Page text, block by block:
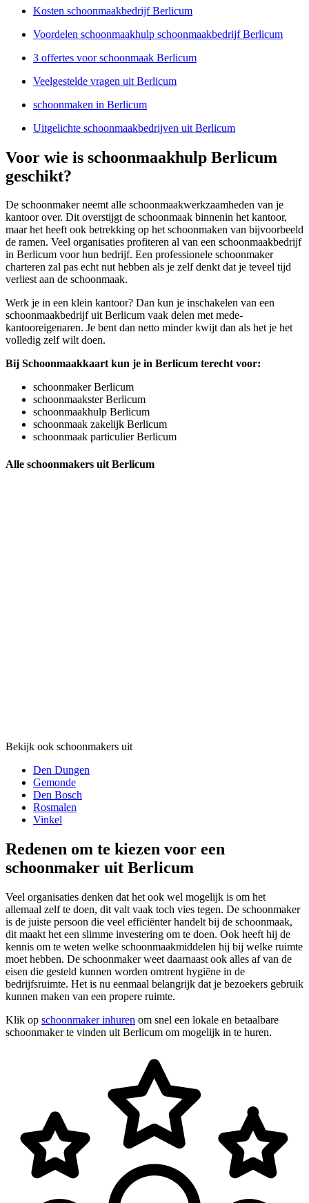
Kosten schoonmaakbedrijf Berlicum
Voordelen schoonmaakhulp schoonmaakbedrijf Berlicum
3 offertes voor schoonmaak Berlicum
Veelgestelde vragen uit Berlicum
schoonmaken in Berlicum
Uitgelichte schoonmaakbedrijven uit Berlicum
Voor wie is schoonmaakhulp Berlicum
geschikt?
De schoonmaker neemt alle schoonmaakwerkzaamheden van je
kantoor over. Dit overstijgt de schoonmaak binnenin het kantoor,
maar het heeft ook betrekking op het schoonmaken van bijvoorbeeld
de ramen. Veel organisaties profiteren al van een schoonmaakbedrijf
in Berlicum voor hun bedrijf. Een professionele schoonmaker
charteren zal pas echt nut hebben als je zelf denkt dat je teveel tijd
verliest aan de schoonmaak.
Werk je in een klein kantoor? Dan kun je inschakelen van een
schoonmaakbedrijf uit Berlicum vaak delen met mede-
kantooreigenaren. Je bent dan netto minder kwijt dan als het je het
volledig zelf wilt doen.
Bij Schoonmaakkaart kun je in Berlicum terecht voor:
schoonmaker Berlicum
schoonmaakster Berlicum
schoonmaakhulp Berlicum
schoonmaak zakelijk Berlicum
schoonmaak particulier Berlicum
Alle schoonmakers uit Berlicum
Bekijk ook schoonmakers uit
Den Dungen
Gemonde
Den Bosch
Rosmalen
Vinkel
Redenen om te kiezen voor een
schoonmaker uit Berlicum
Veel organisaties denken dat het ook wel mogelijk is om het
allemaal zelf te doen, dit valt vaak toch vies tegen. De schoonmaker
is de juiste persoon die veel efficiënter handelt bij de schoonmaak,
dit maakt het een slimme investering om te doen. Ook heeft hij de
kennis om te weten welke schoonmaakmiddelen hij bij welke ruimte
moet hebben. De schoonmaker weet daarnaast ook alles af van de
eisen die gesteld kunnen worden omtrent hygiëne in de
bedrijfsruimte. Het is nu eenmaal belangrijk dat je bezoekers gebruik
kunnen maken van een propere ruimte.
Klik op schoonmaker inhuren om snel een lokale en betaalbare
schoonmaker te vinden uit Berlicum om mogelijk in te huren.